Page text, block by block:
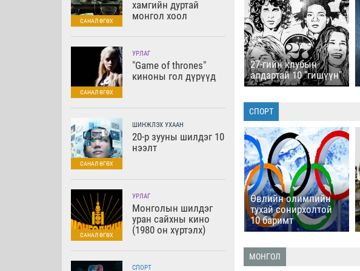
хамгийн дуртай
монгол хоол
УРЛАГ
"Game of thrones"
киноны гол дүрүүд
ШИНЖЛЭХ УХААН
20-р зууны шилдэг 10
нээлт
УРЛАГ
Монголын шилдэг
уран сайхны кино
(1980 он хүртэлх)
СПОРТ
болгох боломжийг
хэнд ч бүү олго"
27-гийн клубын
алдартай 10 "гишүүн"
СПОРТ
Үндэсний бөхийн
түүхэнд эвдэхэд бэрх
10 амжилт
ДОТА 2 - Дэлхийн
хамгийн өндөр
орлоготой 10 тоглогч
Өвлийн олимпийн
тухай сонирхолтой
10 баримт
МОНГОЛ
Монгол хааны